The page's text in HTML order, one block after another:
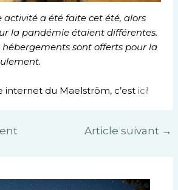
activité a été faite cet été, alors
la pandémie étaient différentes.
hébergements sont offerts pour la
internet du Maelström, c’est ici!
Article suivant →